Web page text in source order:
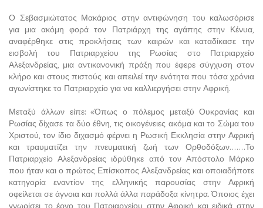
Ο Σεβασμιώτατος Μακάριος στην αντιφώνηση του καλωσόρισε
για μια ακόμη φορά τον Πατριάρχη της αγάπης στην Κένυα,
αναφέρθηκε στις προκλήσεις των καιρών και καταδίκασε την
εισβολή του Πατριαρχείου της Ρωσίας στο Πατριαρχείο
Αλεξανδρείας, μια αντικανονική πράξη που έφερε σύγχυση στον
κλήρο και στους πιστούς και απειλεί την ενότητα που τόσα χρόνια
αγωνίστηκε το Πατριαρχείο για να καλλιεργήσει στην Αφρική.
Μεταξύ άλλων είπε: «Όπως ο πόλεμος μεταξύ Ουκρανίας και
Ρωσίας δίχασε τα δύο έθνη, τις οικογένειες ακόμα και το Σώμα του
Χριστού, τον ίδιο διχασμό φέρνει η Ρωσική Εκκλησία στην Αφρική
και τραυματίζει την πνευματική ζωή των Ορθοδόξων…….Το
Πατριαρχείο Αλεξανδρείας ιδρύθηκε από τον Απόστολο Μάρκο
που ήταν και ο πρώτος Επίσκοπος Αλεξανδρείας και οποιαδήποτε
κατηγορία εναντίον της ελληνικής παρουσίας στην Αφρική
οφείλεται σε άγνοια και πολλά άλλα παράδοξα κίνητρα. Όποιος έχει
γνωρίσει το έργο του Πατριαρχείου στην Αφρική και ειδικά στην